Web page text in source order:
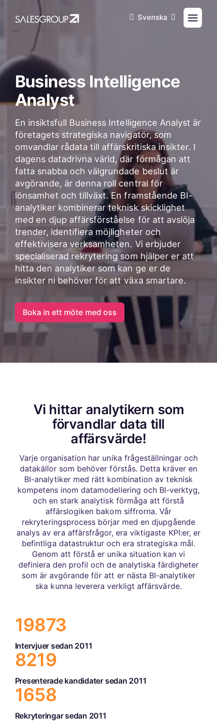
Svenska
Business Intelligence
Analyst
En insiktsfull Business Intelligence Analyst är
företagets strategiska navigatör, som
omvandlar rådata till affärskritiska insikter. I
dagens datadrivna värld, där förmågan att
fatta snabba och välgrundade beslut är
avgörande, är denna roll central för
lönsamhet och tillväxt. En framstående BI-
analytiker kombinerar teknisk skicklighet
med en djup affärsförståelse för att avslöja
trender, identifiera möjligheter och
effektivisera verksamheten. Vi erbjuder
specialiserad rekrytering som hjälper er att
hitta den analytiker som kan ge er de
insikter ni behöver för att växa smartare.
Boka in ett möte med oss
Vi hittar analytikern som
förvandlar data till
affärsvärde!
Varje organisation har unika frågeställningar och
datakällor som behöver förstås. Detta kräver en
BI-analytiker med rätt kombination av teknisk
kompetens inom datamodellering och BI-verktyg,
och en stark analytisk förmåga att förstå
affärslogiken bakom siffrorna. Vår
rekryteringsprocess börjar med en djupgående
analys av era affärsfrågor, era viktigaste KPI:er, er
befintliga datastruktur och era strategiska mål.
Genom att förstå er unika situation kan vi
definiera den profil och de analytiska färdigheter
som är avgörande för att er nästa BI-analytiker
ska kunna leverera verkligt affärsvärde.
19873
Intervjuer sedan 2011
8537
Presenterade kandidater sedan 2011
1658
Rekryteringar sedan 2011